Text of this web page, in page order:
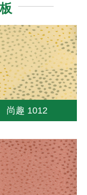
尚趣 1012